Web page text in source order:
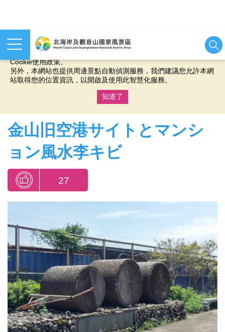
本網站使用cookies等相關技術以持續優化網站服務，並有助於為
您提供更佳的體驗，當您繼續使用本網站即表示您同意我們的
Cookie使用政策。
另外，本網站也提供周邊景點自動偵測服務，我們建議您允許本網
站取得您的位置資訊，以開啟及使用此智慧化服務。
知道了
金山旧空港サイトとマンシ
ョン風水李キビ
27